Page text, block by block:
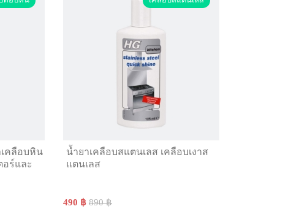
คลือบหิน
อร์และ
น้ำยาเคลือบสแตนเลส เคลือบเงาส
แตนเลส
490 ฿ 890 ฿